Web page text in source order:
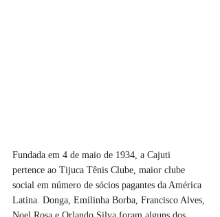
Fundada em 4 de maio de 1934, a Cajuti
pertence ao Tijuca Tênis Clube, maior clube
social em número de sócios pagantes da América
Latina. Donga, Emilinha Borba, Francisco Alves,